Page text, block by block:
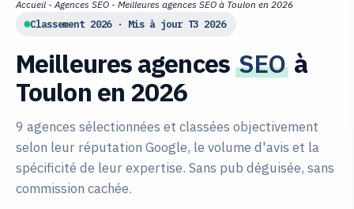
Accueil - Agences SEO - Meilleures agences SEO à Toulon en 2026
Classement 2026 · Mis à jour T3 2026
Meilleures agences SEOà
Toulon en 2026
9 agences sélectionnées et classées objectivement
selon leur réputation Google, le volume d'avis et la
spécificité de leur expertise. Sans pub déguisée, sans
commission cachée.